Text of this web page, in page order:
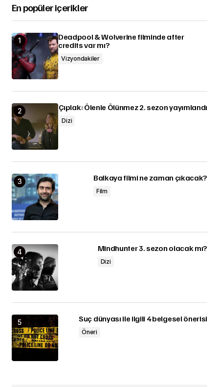
En popüler içerikler
Deadpool & Wolverine filminde after
credits var mı?
Vizyondakiler
Çıplak: Ölenle Ölünmez 2. sezon yayımlandı
Dizi
Balkaya filmi ne zaman çıkacak?
Film
Mindhunter 3. sezon olacak mı?
Dizi
Suç dünyası ile ilgili 4 belgesel önerisi
Öneri